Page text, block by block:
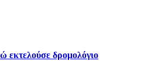
εκτελούσε δρομολόγιο